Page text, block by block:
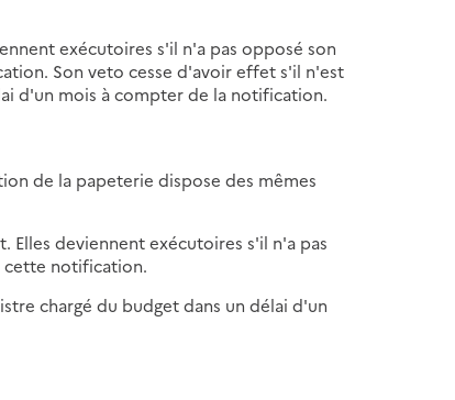
exécutoires s'il n'a pas opposé son
Son veto cesse d'avoir effet s'il n'est
d'un mois à compter de la notification.
de la papeterie dispose des mêmes
deviennent exécutoires s'il n'a pas
cette notification.
chargé du budget dans un délai d'un